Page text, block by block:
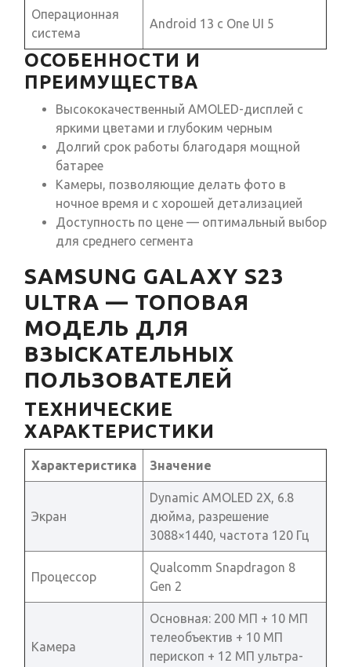
Операционная
система
Android 13 с One UI 5
ОСОБЕННОСТИ И
ПРЕИМУЩЕСТВА
Высококачественный AMOLED-дисплей с
яркими цветами и глубоким черным
Долгий срок работы благодаря мощной
батарее
Камеры, позволяющие делать фото в
ночное время и с хорошей детализацией
Доступность по цене — оптимальный выбор
для среднего сегмента
SAMSUNG GALAXY S23
ULTRA — ТОПОВАЯ
МОДЕЛЬ ДЛЯ
ВЗЫСКАТЕЛЬНЫХ
ПОЛЬЗОВАТЕЛЕЙ
ТЕХНИЧЕСКИЕ
ХАРАКТЕРИСТИКИ
Характеристика Значение
Экран
Dynamic AMOLED 2X, 6.8
дюйма, разрешение
3088×1440, частота 120 Гц
Процессор
Qualcomm Snapdragon 8
Gen 2
Камера
Основная: 200 МП + 10 МП
телеобъектив + 10 МП
перископ + 12 МП ультра-